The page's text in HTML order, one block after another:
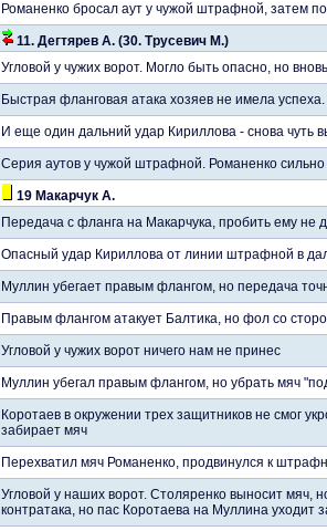
Романенко бросал аут у чужой штрафной, затем
11. Дегтярев А. (30. Трусевич М.)
Угловой у чужих ворот. Могло быть опасно, но
Быстрая фланговая атака хозяев не имела успеха.
И еще один дальний удар Кириллова - снова чуть
Серия аутов у чужой штрафной. Романенко
19 Макарчук А.
Передача с фланга на Макарчука, пробить ему не
Опасный удар Кириллова от линии штрафной в
Муллин убегает правым флангом, но передача
Правым флангом атакует Балтика, но фол со
Угловой у чужих ворот ничего нам не принес
Муллин убегал правым флангом, но убрать мяч
Коротаев в окружении трех защитников не смог
забирает мяч
Перехватил мяч Романенко, продвинулся к
Угловой у наших ворот. Столяренко выносит мяч,
контратака, но пас Коротаева на Муллина уходит